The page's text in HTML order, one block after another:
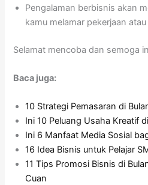
Pengalaman berbisnis akan
kamu melamar pekerjaan
Selamat mencoba dan semoga
Baca juga:
10 Strategi Pemasaran di
Ini 10 Peluang Usaha Kreatif
Ini 6 Manfaat Media Sosial
16 Idea Bisnis untuk Pelajar
11 Tips Promosi Bisnis di
Cuan